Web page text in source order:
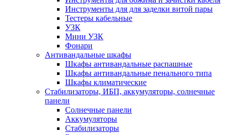
Инструменты для для заделки витой пары
Тестеры кабельные
УЗК
Мини УЗК
Фонари
Антивандальные шкафы
Шкафы антивандальные распашные
Шкафы антивандальные пенального типа
Шкафы климатические
Стабилизаторы, ИБП, аккумуляторы, солнечные
панели
Солнечные панели
Аккумуляторы
Стабилизаторы